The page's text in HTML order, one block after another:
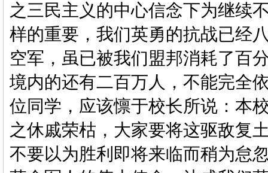
之三民主义的中心信念下为继续
样的重要，我们英勇的抗战已经
空军，虽已被我们盟邦消耗了百
境内的还有二百万人，不能完全
位同学，应该懔于校长所说：本
之休戚荣枯，大家要将这驱敌复
不要以为胜利即将来临而稍为怠